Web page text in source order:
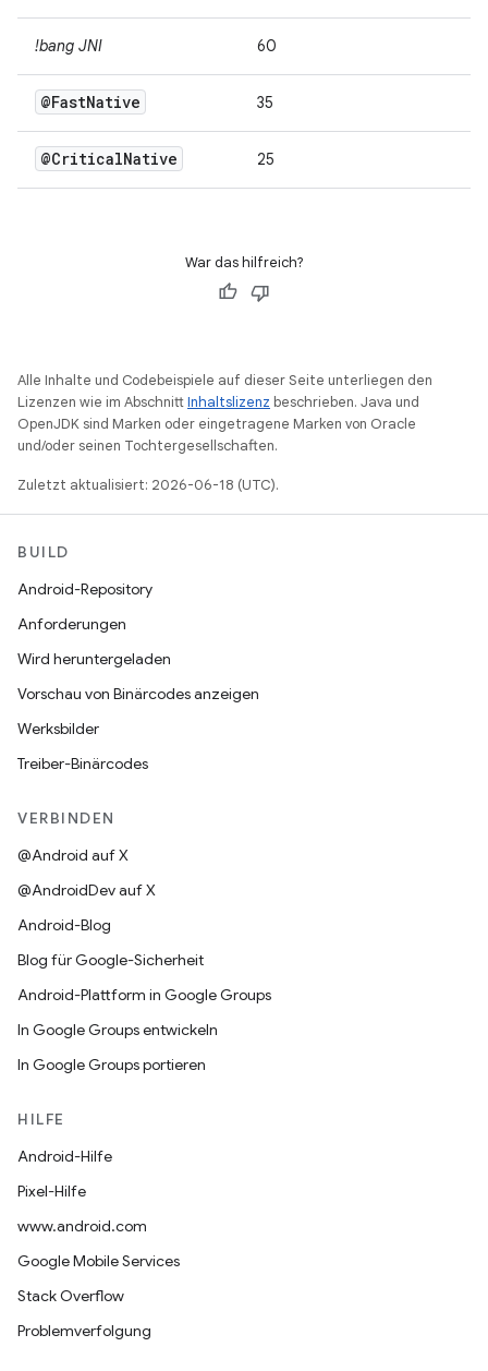
!bang JNI 60
@FastNative 35
@CriticalNative 25
War das hilfreich?
Alle Inhalte und Codebeispiele auf dieser Seite unterliegen den
Lizenzen wie im AbschnittInhaltslizenz beschrieben. Java und
OpenJDK sind Marken oder eingetragene Marken von Oracle
und/oder seinen Tochtergesellschaften.
Zuletzt aktualisiert: 2026-06-18 (UTC).
BUILD
Android-Repository
Anforderungen
Wird heruntergeladen
Vorschau von Binärcodes anzeigen
Werksbilder
Treiber-Binärcodes
VERBINDEN
@Android auf X
@AndroidDev auf X
Android-Blog
Blog für Google-Sicherheit
Android-Plattform in Google Groups
In Google Groups entwickeln
In Google Groups portieren
HILFE
Android-Hilfe
Pixel-Hilfe
www.android.com
Google Mobile Services
Stack Overflow
Problemverfolgung